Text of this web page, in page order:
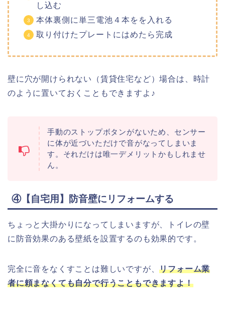
し込む
本体裏側に単三電池４本をを入れる
取り付けたプレートにはめたら完成
壁に穴が開けられない（賃貸住宅など）場合は、時計
のように置いておくこともできますよ♪
手動のストップボタンがないため、センサー
に体が近づいただけで音がなってしまいま
す。 それだけは唯一デメリットかもしれませ
ん。
④【自宅用】防音壁にリフォームする
ちょっと大掛かりになってしまいますが、トイレの壁
に防音効果のある壁紙を設置するのも効果的です。
完全に音をなくすことは難しいですが、リフォーム業
者に頼まなくても自分で行うこともできますよ！